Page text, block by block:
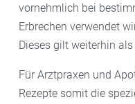
vornehmlich bei
Erbrechen verwendet
Dieses gilt weiterhin
Für Arztpraxen und
Rezepte somit die